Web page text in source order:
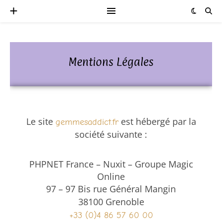
Mentions Légales
Le site gemmesaddict.frest hébergé par la
société suivante :
PHPNET France – Nuxit – Groupe Magic
Online
97 – 97 Bis rue Général Mangin
38100 Grenoble
+33 (0)4 86 57 60 00